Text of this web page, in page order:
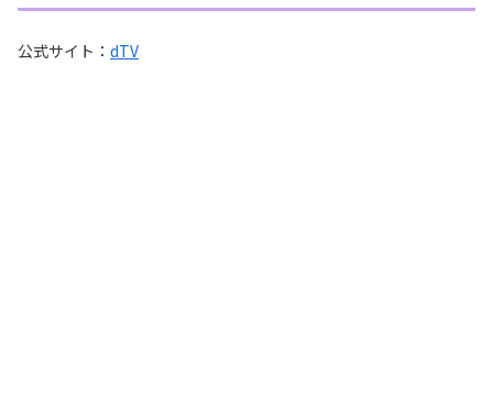
公式サイト： dTV